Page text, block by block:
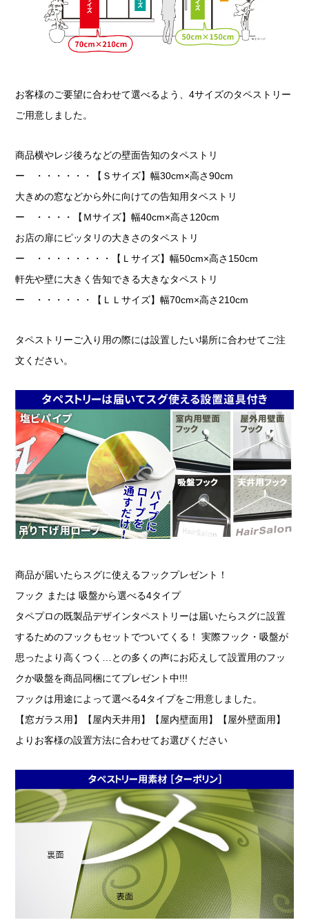
お客様のご要望に合わせて選べるよう、4サイズのタペストリー
ご用意しました。
商品横やレジ後ろなどの壁面告知のタペストリ
ー ・・・・・・【Ｓサイズ】幅30cm×高さ90cm
大きめの窓などから外に向けての告知用タペストリ
ー ・・・・【Ｍサイズ】幅40cm×高さ120cm
お店の扉にピッタリの大きさのタペストリ
ー ・・・・・・・・【Ｌサイズ】幅50cm×高さ150cm
軒先や壁に大きく告知できる大きなタペストリ
ー ・・・・・・【ＬＬサイズ】幅70cm×高さ210cm
タペストリーご入り用の際には設置したい場所に合わせてご注
文ください。
商品が届いたらスグに使えるフックプレゼント！
フック または 吸盤から選べる4タイプ
タペプロの既製品デザインタペストリーは届いたらスグに設置
するためのフックもセットでついてくる！ 実際フック・吸盤が
思ったより高くつく…との多くの声にお応えして設置用のフッ
クか吸盤を商品同梱にてプレゼント中!!!
フックは用途によって選べる4タイプをご用意しました。
【窓ガラス用】【屋内天井用】【屋内壁面用】【屋外壁面用】
よりお客様の設置方法に合わせてお選びください